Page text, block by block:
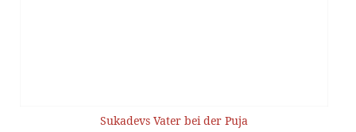
Sukadevs Vater bei der Puja